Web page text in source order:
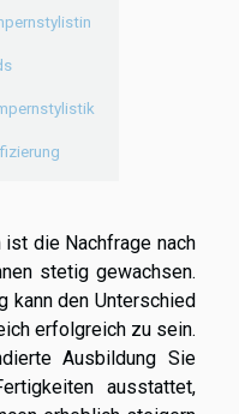
die Nachfrage nach
stetig gewachsen.
kann den Unterschied
erfolgreich zu sein.
Ausbildung Sie
ausstattet,